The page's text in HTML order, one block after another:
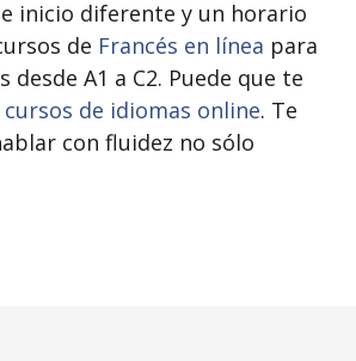
inicio diferente y un horario
de Francés en línea para
desde A1 a C2. Puede que te
cursos de idiomas online. Te
con fluidez no sólo